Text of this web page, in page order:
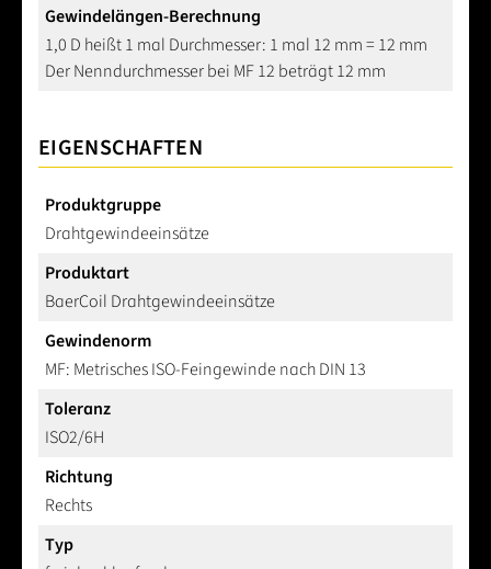
Gewindelängen-Berechnung
1,0 D heißt 1 mal Durchmesser: 1 mal 12 mm = 12 mm
Der Nenndurchmesser bei MF 12 beträgt 12 mm
EIGENSCHAFTEN
Produktgruppe
Drahtgewindeeinsätze
Produktart
BaerCoil Drahtgewindeeinsätze
Gewindenorm
MF: Metrisches ISO-Feingewinde nach DIN 13
Toleranz
ISO2/6H
Richtung
Rechts
Typ